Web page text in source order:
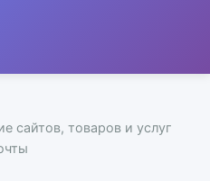
сайтов, товаров и услуг